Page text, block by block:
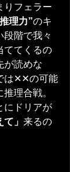
りフェラー
理力”のキ
段階で我々
ててくるの
が読めな
は✕✕の可能
理合戦。
にドリアが
て」 来るの